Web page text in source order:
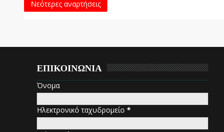
Νεότερες αναρτήσεις
ΕΠΙΚΟΙΝΩΝΙΑ
Όνομα
Ηλεκτρονικό ταχυδρομείο *